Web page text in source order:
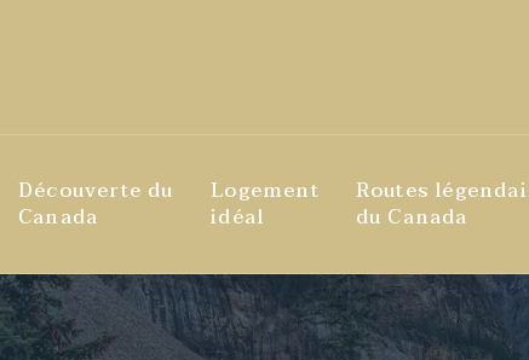
Découverte du
Canada
Logement
idéal
Routes
du Canada